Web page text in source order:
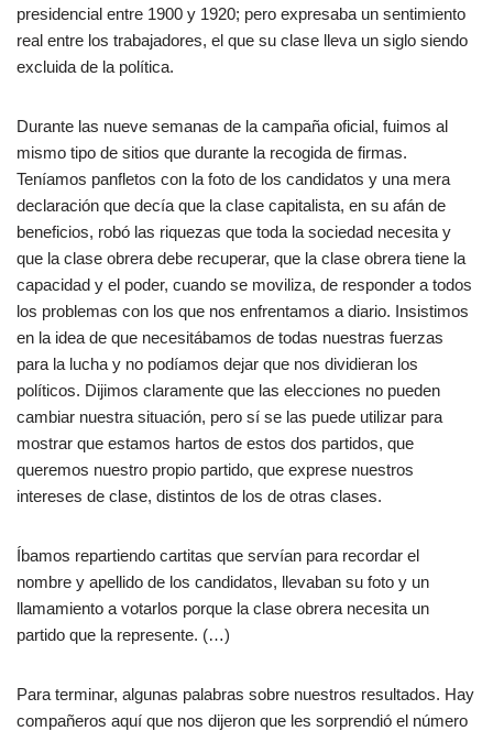
presidencial entre 1900 y 1920; pero expresaba un sentimiento
real entre los trabajadores, el que su clase lleva un siglo siendo
excluida de la política.
Durante las nueve semanas de la campaña oficial, fuimos al
mismo tipo de sitios que durante la recogida de firmas.
Teníamos panfletos con la foto de los candidatos y una mera
declaración que decía que la clase capitalista, en su afán de
beneficios, robó las riquezas que toda la sociedad necesita y
que la clase obrera debe recuperar, que la clase obrera tiene la
capacidad y el poder, cuando se moviliza, de responder a todos
los problemas con los que nos enfrentamos a diario. Insistimos
en la idea de que necesitábamos de todas nuestras fuerzas
para la lucha y no podíamos dejar que nos dividieran los
políticos. Dijimos claramente que las elecciones no pueden
cambiar nuestra situación, pero sí se las puede utilizar para
mostrar que estamos hartos de estos dos partidos, que
queremos nuestro propio partido, que exprese nuestros
intereses de clase, distintos de los de otras clases.
Íbamos repartiendo cartitas que servían para recordar el
nombre y apellido de los candidatos, llevaban su foto y un
llamamiento a votarlos porque la clase obrera necesita un
partido que la represente. (…)
Para terminar, algunas palabras sobre nuestros resultados. Hay
compañeros aquí que nos dijeron que les sorprendió el número